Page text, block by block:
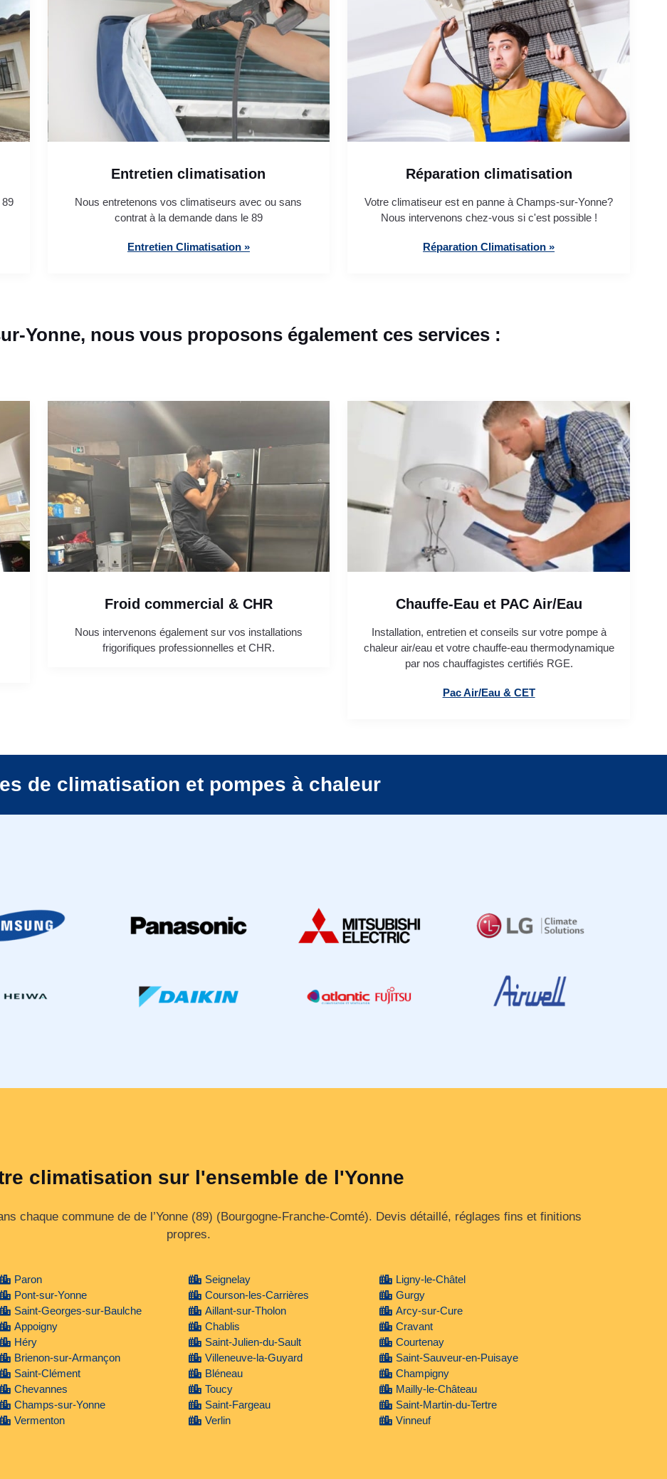
Entretien climatisation
Nous entretenons vos climatiseurs avec ou sans
contrat à la demande dans le 89
Entretien Climatisation »
Réparation climatisation
Votre climatiseur est en panne à Champs-sur-Yonne?
Nous intervenons chez-vous si c'est possible !
Réparation Climatisation »
Yonne, nous vous proposons également ces services :
Froid commercial & CHR
Nous intervenons également sur vos installations
frigorifiques professionnelles et CHR.
Chauffe-Eau et PAC Air/Eau
Installation, entretien et conseils sur votre pompe à
chaleur air/eau et votre chauffe-eau thermodynamique
par nos chauffagistes certifiés RGE.
Pac Air/Eau & CET
de climatisation et pompes à chaleur
climatisation sur l'ensemble de l'Yonne
chaque commune de de l’Yonne (89) (Bourgogne‑Franche‑Comté). Devis détaillé, réglages fins et finitions
propres.
Paron
Pont-sur-Yonne
Saint-Georges-sur-Baulche
Appoigny
Héry
Brienon-sur-Armançon
Saint-Clément
Chevannes
Champs-sur-Yonne
Vermenton
Seignelay
Courson-les-Carrières
Aillant-sur-Tholon
Chablis
Saint-Julien-du-Sault
Villeneuve-la-Guyard
Bléneau
Toucy
Saint-Fargeau
Verlin
Ligny-le-Châtel
Gurgy
Arcy-sur-Cure
Cravant
Courtenay
Saint-Sauveur-en-Puisaye
Champigny
Mailly-le-Château
Saint-Martin-du-Tertre
Vinneuf